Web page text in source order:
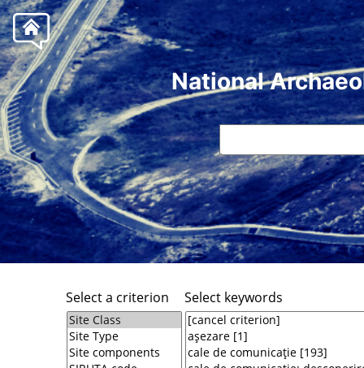
National
Select a criterion Select keywords